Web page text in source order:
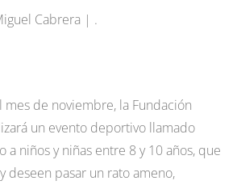
Cabrera | .
mes de noviembre, la Fundación
un evento deportivo llamado
a niños y niñas entre 8 y 10 años, que
deseen pasar un rato ameno,